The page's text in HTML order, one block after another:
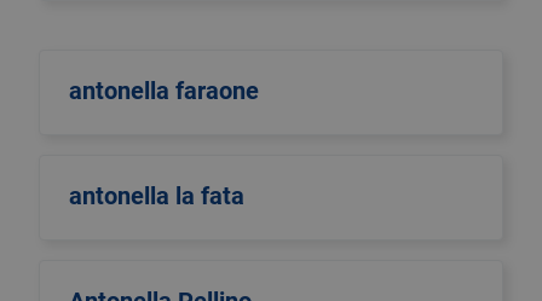
antonella faraone
antonella la fata